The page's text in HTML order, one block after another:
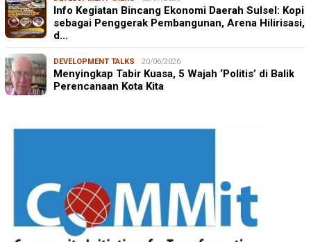
Info Kegiatan Bincang Ekonomi Daerah Sulsel: Kopi
sebagai Penggerak Pembangunan, Arena Hilirisasi,
d…
DEVELOPMENT TALKS 20/06/2026
Menyingkap Tabir Kuasa, 5 Wajah ‘Politis’ di Balik
Perencanaan Kota Kita